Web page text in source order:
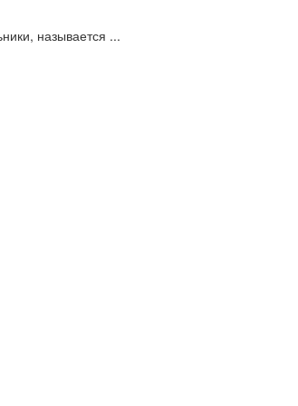
называется ...